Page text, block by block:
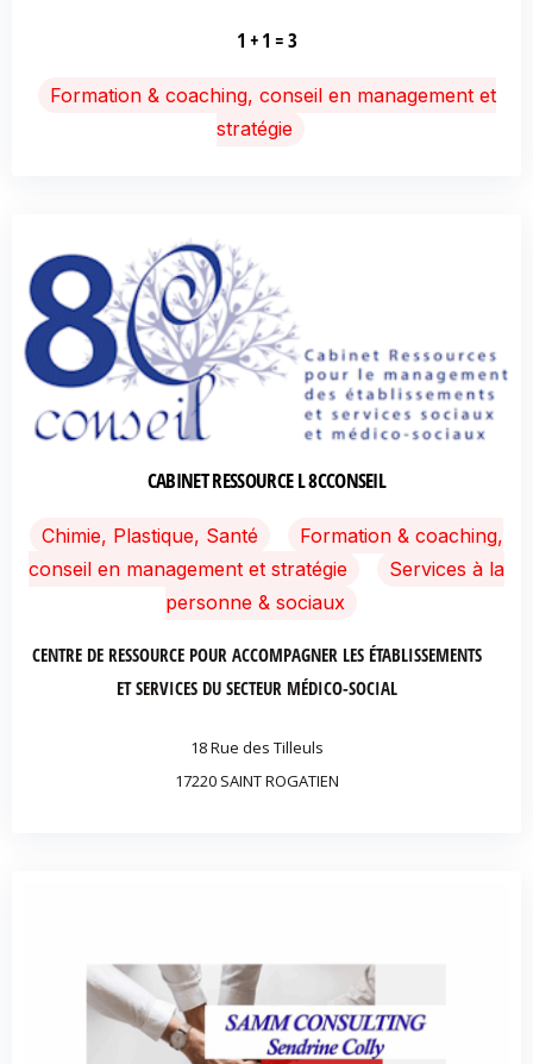
1 + 1 = 3
Formation & coaching, conseil en management et
stratégie
CABINET RESSOURCE L 8CCONSEIL
Chimie, Plastique, Santé
Formation & coaching,
conseil en management et stratégie
Services à la
personne & sociaux
CENTRE DE RESSOURCE POUR ACCOMPAGNER LES ÉTABLISSEMENTS
ET SERVICES DU SECTEUR MÉDICO-SOCIAL
18 Rue des Tilleuls
17220 SAINT ROGATIEN